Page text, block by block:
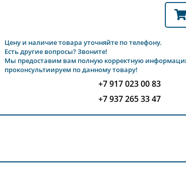
Цену и наличие товара уточняйте по телефону.
Есть другие вопросы? Звоните!
Мы предоставим вам полную корректную
проконсультиируем по данному товару!
+7 917 023 00 83
+7 937 265 33 47